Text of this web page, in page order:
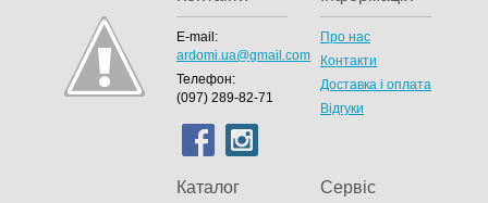
E-mail:
ardomi.ua@gmail.com
Телефон:
(097) 289-82-71
Про нас
Контакти
Доставка і оплата
Відгуки
Каталог Сервіс